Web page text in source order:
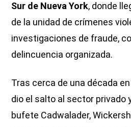
Sur de Nueva York, donde
de la unidad de crímenes
investigaciones de fraude,
delincuencia organizada.
Tras cerca de una década
dio el salto al sector privado
bufete Cadwalader,